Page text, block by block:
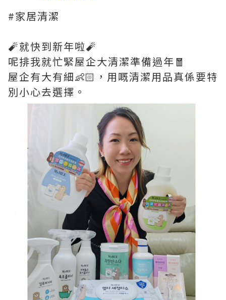
#家居清潔
🧨就快到新年啦🧨
呢排我就忙緊屋企大清潔準備過年🧧
屋企有大有細👶🏻，用嘅清潔用品真係要特
別小心去選擇。